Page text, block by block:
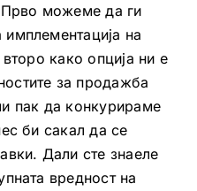
Прво можеме да ги
на
како опција ни е
за продажба
пак да конкурираме
би сакал да се
Дали сте знаеле
вредност на